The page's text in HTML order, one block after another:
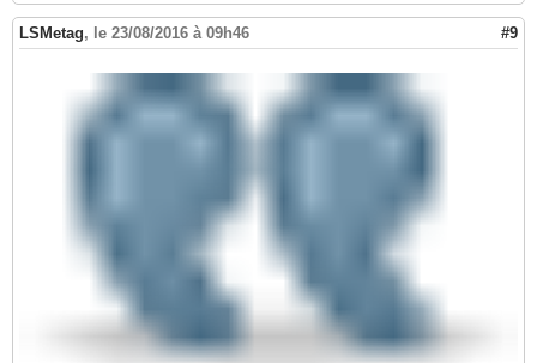
LSMetag, le 23/08/2016 à 09h46 #9